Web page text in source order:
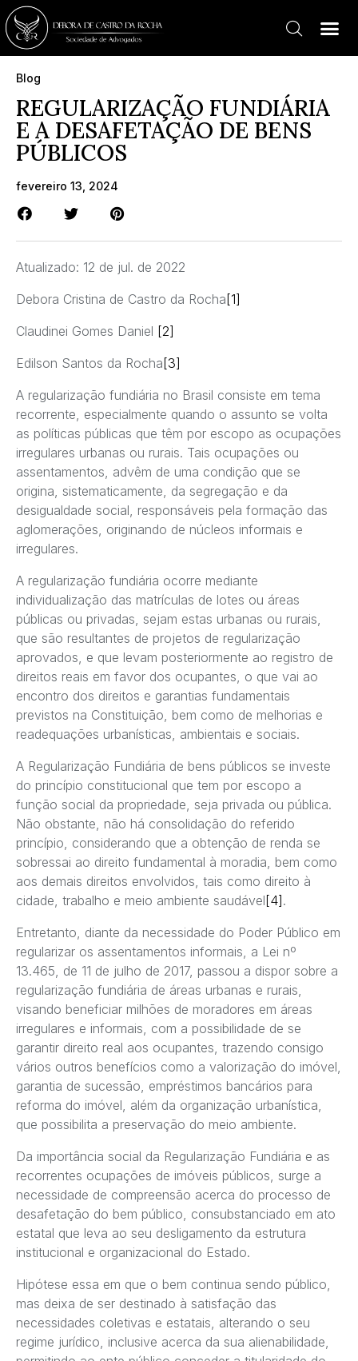
Blog
REGULARIZAÇÃO FUNDIÁRIA
E A DESAFETAÇÃO DE BENS
PÚBLICOS
fevereiro 13, 2024
Atualizado: 12 de jul. de 2022
Debora Cristina de Castro da Rocha [1]
Claudinei Gomes Daniel [2]
Edilson Santos da Rocha [3]
A regularização fundiária no Brasil consiste em tema
recorrente, especialmente quando o assunto se volta
as políticas públicas que têm por escopo as ocupações
irregulares urbanas ou rurais. Tais ocupações ou
assentamentos, advêm de uma condição que se
origina, sistematicamente, da segregação e da
desigualdade social, responsáveis pela formação das
aglomerações, originando de núcleos informais e
irregulares.
A regularização fundiária ocorre mediante
individualização das matrículas de lotes ou áreas
públicas ou privadas, sejam estas urbanas ou rurais,
que são resultantes de projetos de regularização
aprovados, e que levam posteriormente ao registro de
direitos reais em favor dos ocupantes, o que vai ao
encontro dos direitos e garantias fundamentais
previstos na Constituição, bem como de melhorias e
readequações urbanísticas, ambientais e sociais.
A Regularização Fundiária de bens públicos se investe
do princípio constitucional que tem por escopo a
função social da propriedade, seja privada ou pública.
Não obstante, não há consolidação do referido
princípio, considerando que a obtenção de renda se
sobressai ao direito fundamental à moradia, bem como
aos demais direitos envolvidos, tais como direito à
cidade, trabalho e meio ambiente saudável [4] .
Entretanto, diante da necessidade do Poder Público em
regularizar os assentamentos informais, a Lei nº
13.465, de 11 de julho de 2017, passou a dispor sobre a
regularização fundiária de áreas urbanas e rurais,
visando beneficiar milhões de moradores em áreas
irregulares e informais, com a possibilidade de se
garantir direito real aos ocupantes, trazendo consigo
vários outros benefícios como a valorização do imóvel,
garantia de sucessão, empréstimos bancários para
reforma do imóvel, além da organização urbanística,
que possibilita a preservação do meio ambiente.
Da importância social da Regularização Fundiária e as
recorrentes ocupações de imóveis públicos, surge a
necessidade de compreensão acerca do processo de
desafetação do bem público, consubstanciado em ato
estatal que leva ao seu desligamento da estrutura
institucional e organizacional do Estado.
Hipótese essa em que o bem continua sendo público,
mas deixa de ser destinado à satisfação das
necessidades coletivas e estatais, alterando o seu
regime jurídico, inclusive acerca da sua alienabilidade,